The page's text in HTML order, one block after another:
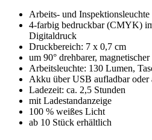
Arbeits- und Inspektionsleuchte
4-farbig bedruckbar (CMYK)
Digitaldruck
Druckbereich: 7 x 0,7 cm
um 90° drehbarer,
Arbeitsleuchte: 130 Lumen,
Akku über USB aufladbar oder
Ladezeit: ca. 2,5 Stunden
mit Ladestandanzeige
100 % weißes Licht
ab 10 Stück erhältlich